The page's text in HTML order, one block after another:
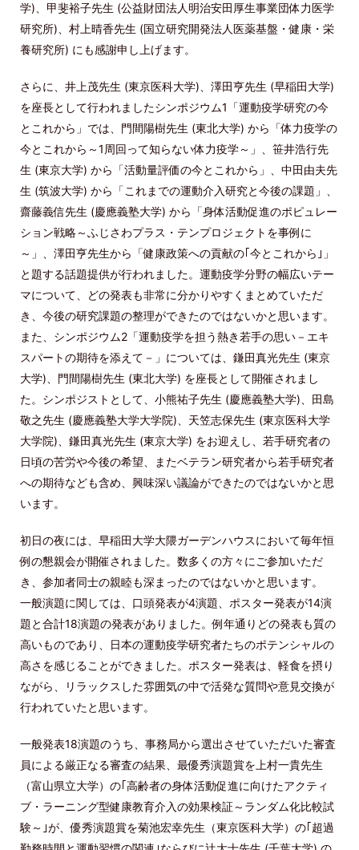
学)、甲斐裕子先生 (公益財団法人明治安田厚生事業団体力医学
研究所)、村上晴香先生 (国立研究開発法人医薬基盤・健康・栄
養研究所) にも感謝申し上げます。
さらに、井上茂先生 (東京医科大学)、澤田亨先生 (早稲田大学)
を座長として行われましたシンポジウム1「運動疫学研究の今
とこれから」では、門間陽樹先生 (東北大学) から「体力疫学の
今とこれから～1周回って知らない体力疫学～」、笹井浩行先
生 (東京大学) から「活動量評価の今とこれから」、中田由夫先
生 (筑波大学) から「これまでの運動介入研究と今後の課題」、
齋藤義信先生 (慶應義塾大学) から「身体活動促進のポピュレー
ション戦略～ふじさわプラス・テンプロジェクトを事例に
～」、澤田亨先生から「健康政策への貢献の｢今とこれから｣」
と題する話題提供が行われました。運動疫学分野の幅広いテー
マについて、どの発表も非常に分かりやすくまとめていただ
き、今後の研究課題の整理ができたのではないかと思います。
また、シンポジウム2「運動疫学を担う熱き若手の思い－エキ
スパートの期待を添えて－」については、鎌田真光先生 (東京
大学)、門間陽樹先生 (東北大学) を座長として開催されまし
た。シンポジストとして、小熊祐子先生 (慶應義塾大学)、田島
敬之先生 (慶應義塾大学大学院)、天笠志保先生 (東京医科大学
大学院)、鎌田真光先生 (東京大学) をお迎えし、若手研究者の
日頃の苦労や今後の希望、またベテラン研究者から若手研究者
への期待なども含め、興味深い議論ができたのではないかと思
います。
初日の夜には、早稲田大学大隈ガーデンハウスにおいて毎年恒
例の懇親会が開催されました。数多くの方々にご参加いただ
き、参加者同士の親睦も深まったのではないかと思います。
一般演題に関しては、口頭発表が4演題、ポスター発表が14演
題と合計18演題の発表がありました。例年通りどの発表も質の
高いものであり、日本の運動疫学研究者たちのポテンシャルの
高さを感じることができました。ポスター発表は、軽食を摂り
ながら、リラックスした雰囲気の中で活発な質問や意見交換が
行われていたと思います。
一般発表18演題のうち、事務局から選出させていただいた審査
員による厳正なる審査の結果、最優秀演題賞を上村一貴先生
（富山県立大学）の｢高齢者の身体活動促進に向けたアクティ
ブ・ラーニング型健康教育介入の効果検証～ランダム化比較試
験～｣が、優秀演題賞を菊池宏幸先生（東京医科大学）の｢超過